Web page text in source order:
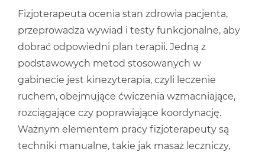
Fizjoterapeuta ocenia stan zdrowia pacjenta,
przeprowadza wywiad i testy funkcjonalne, aby
dobrać odpowiedni plan terapii. Jedną z
podstawowych metod stosowanych w
gabinecie jest kinezyterapia, czyli leczenie
ruchem, obejmujące ćwiczenia wzmacniające,
rozciągające czy poprawiające koordynację.
Ważnym elementem pracy fizjoterapeuty są
techniki manualne, takie jak masaż leczniczy,